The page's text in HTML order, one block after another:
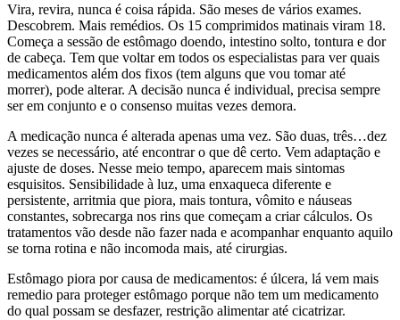
Vira, revira, nunca é coisa rápida. São meses de vários exames.
Descobrem. Mais remédios. Os 15 comprimidos matinais viram 18.
Começa a sessão de estômago doendo, intestino solto, tontura e dor
de cabeça. Tem que voltar em todos os especialistas para ver quais
medicamentos além dos fixos (tem alguns que vou tomar até
morrer), pode alterar. A decisão nunca é individual, precisa sempre
ser em conjunto e o consenso muitas vezes demora.
A medicação nunca é alterada apenas uma vez. São duas, três…dez
vezes se necessário, até encontrar o que dê certo. Vem adaptação e
ajuste de doses. Nesse meio tempo, aparecem mais sintomas
esquisitos. Sensibilidade à luz, uma enxaqueca diferente e
persistente, arritmia que piora, mais tontura, vômito e náuseas
constantes, sobrecarga nos rins que começam a criar cálculos. Os
tratamentos vão desde não fazer nada e acompanhar enquanto aquilo
se torna rotina e não incomoda mais, até cirurgias.
Estômago piora por causa de medicamentos: é úlcera, lá vem mais
remedio para proteger estômago porque não tem um medicamento
do qual possam se desfazer, restrição alimentar até cicatrizar.